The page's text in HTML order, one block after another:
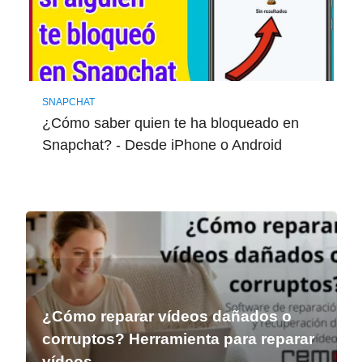
SNAPCHAT
¿Cómo saber quien te ha bloqueado en
Snapchat? - Desde iPhone o Android
¿Cómo reparar vídeos dañados o
corruptos? Herramienta para reparar